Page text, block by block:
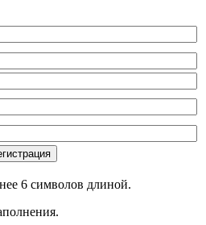
6 символов длиной.